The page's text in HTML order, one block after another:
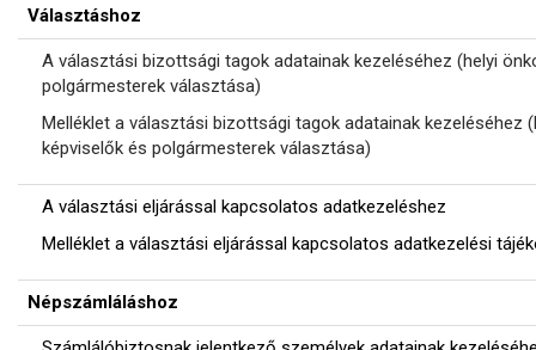
Választáshoz
A választási bizottsági tagok adatainak kezeléséhez (helyi
polgármesterek választása)
Melléklet a választási bizottsági tagok adatainak kezeléséhez
képviselők és polgármesterek választása)
A választási eljárással kapcsolatos adatkezeléshez
Melléklet a választási eljárással kapcsolatos adatkezelési
Népszámláláshoz